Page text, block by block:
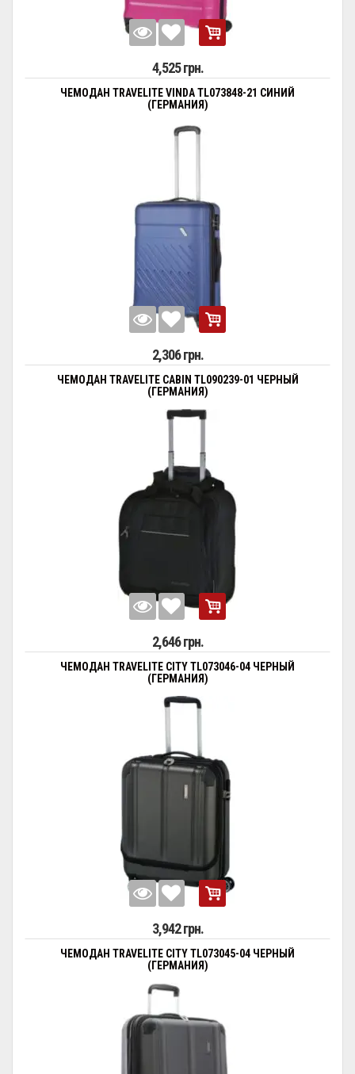
4,525 грн.
ЧЕМОДАН TRAVELITE VINDA TL073848-21 СИНИЙ
(ГЕРМАНИЯ)
2,306 грн.
ЧЕМОДАН TRAVELITE CABIN TL090239-01 ЧЕРНЫЙ
(ГЕРМАНИЯ)
2,646 грн.
ЧЕМОДАН TRAVELITE CITY TL073046-04 ЧЕРНЫЙ
(ГЕРМАНИЯ)
3,942 грн.
ЧЕМОДАН TRAVELITE CITY TL073045-04 ЧЕРНЫЙ
(ГЕРМАНИЯ)